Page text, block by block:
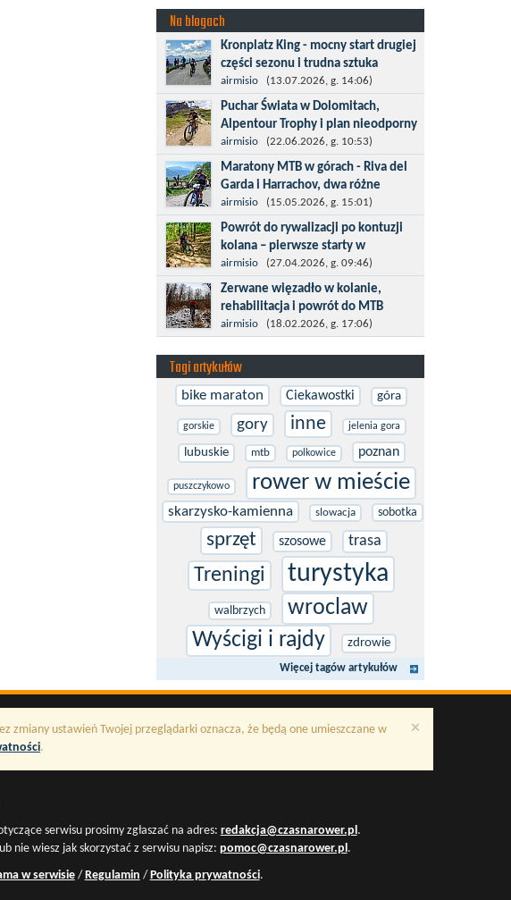
bardziej ambitnych wyzwań, jakimi są
górskie wyścigi MTB....
Na blogach
Kronplatz King - mocny start drugiej
części sezonu i trudna sztuka
odpoczynku
Kronplatz King, epicki MTB Maraton z
metą na 2275 m we włoskich Alpach –
łącznie 3000 metrów przewyższenia na
dystansie 60 km, ze...
airmisio (13.07.2026, g. 14:06)
Puchar Świata w Dolomitach,
Alpentour Trophy i plan nieodporny
na upadki
Czerwiec w moim planie oznaczał
wejście w najbardziej wymagający etap
i cel pierwszej części sezonu: Puchar
Świata w maratonie MTB w
Dolomitach...
airmisio (22.06.2026, g. 10:53)
Maratony MTB w górach - Riva del
Garda i Harrachov, dwa różne
wyzwania
Maj to idealny czas, by z płaskich i
szybkich wyścigów przejść do znacznie
bardziej ambitnych wyzwań, jakimi są
górskie wyścigi MTB....
airmisio (15.05.2026, g. 15:01)
Powrót do rywalizacji po kontuzji
kolana – pierwsze starty w
maratonach MTB
Prawdziwym testem po kontuzji kolana
i uszkodzeniu więzadeł jest powrót do
sportowej rywalizacji. Podczas
zawodów znikają bariery,...
airmisio (27.04.2026, g. 09:46)
Zerwane więzadło w kolanie,
rehabilitacja i powrót do MTB
W sporcie nie ma kalkulacji, niezależnie
startujesz w zawodach i chcesz po
prostu oddać się grze, dać z siebie...
airmisio (18.02.2026, g. 17:06)
Tagi artykułów
bike maraton Ciekawostki góra
gorskie gory inne jelenia gora
lubuskie mtb polkowice poznan
puszczykowo rower w mieście
skarzysko-kamienna slowacja sobotka
sprzęt szosowe trasa
Treningi turystyka
walbrzych
wroclaw
Wyścigi i rajdy
zdrowie
Więcej tagów artykułów
×
zmiany ustawień Twojej przeglądarki oznacza, że będą one umieszczane w
.
serwisu prosimy zgłaszać na adres: redakcja@czasnarower.pl.
nie wiesz jak skorzystać z serwisu napisz: pomoc@czasnarower.pl.
w serwisie/ Regulamin / Polityka prywatności.